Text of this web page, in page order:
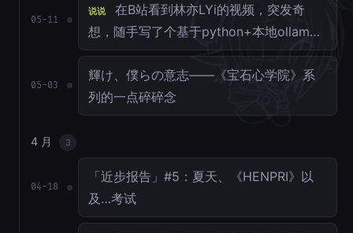
05-11
说说
在B站看到林亦LYi的视频，突发奇
想，随手写了个基于python+本地ollam…
05-03
輝け、僕らの意志——《宝石心学院》系
列的一点碎碎念
4 月 3
04-18
「近步报告」#5：夏天、《HENPRI》以
及…考试